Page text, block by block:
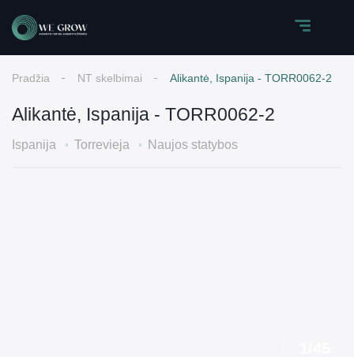
Pradžia NT skelbimai Alikantė, Ispanija - TORR0062-2
Alikantė, Ispanija - TORR0062-2
Ispanija Torrevieja Naujos statybos